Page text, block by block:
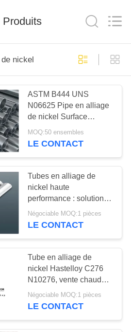
de
918
duplex
590
Produits
nickel
ASTM B444 UNS
N06625 Pipe en alliage
de nickel Surface
brillante épaisseur 0,1-
60 mm
MOQ:50 ensembles
LE CONTACT
Tubes en alliage de
nickel haute
performance : solutions
conformes à la norme
ASME pour
Négociable MOQ:1 pièces
LE CONTACT
Tube en alliage de
nickel Hastelloy C276
N10276, vente chaude,
résistance à la corrosion
Négociable MOQ:1 pièces
LE CONTACT